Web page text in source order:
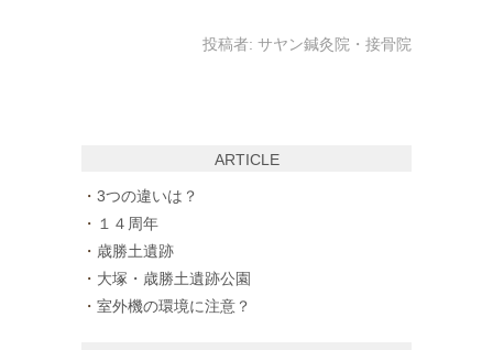
投稿者: サヤン鍼灸院・接骨院
ARTICLE
3つの違いは？
１４周年
歳勝土遺跡
大塚・歳勝土遺跡公園
室外機の環境に注意？